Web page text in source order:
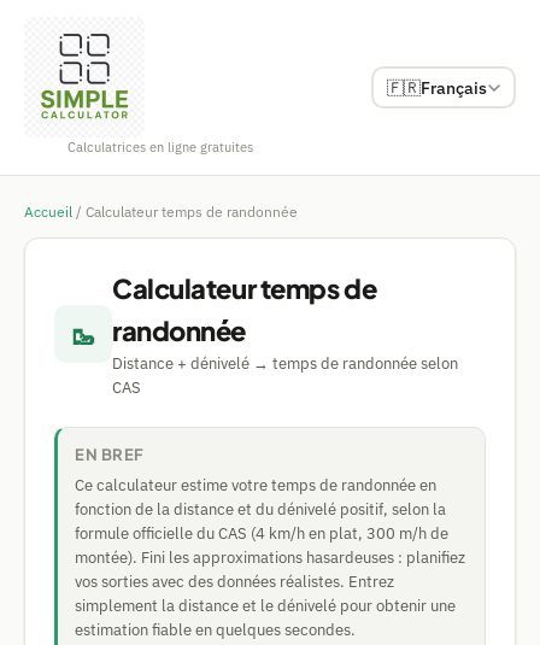
Calculatrices en ligne gratuites
🇫🇷Français
Accueil / Calculateur temps de randonnée
🥾
Calculateur temps de
randonnée
Distance + dénivelé → temps de randonnée selon
CAS
EN BREF
Ce calculateur estime votre temps de randonnée en
fonction de la distance et du dénivelé positif, selon la
formule officielle du CAS (4 km/h en plat, 300 m/h de
montée). Fini les approximations hasardeuses : planifiez
vos sorties avec des données réalistes. Entrez
simplement la distance et le dénivelé pour obtenir une
estimation fiable en quelques secondes.